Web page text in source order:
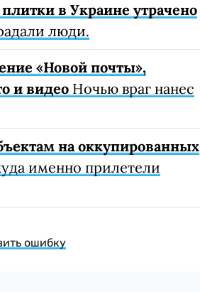
в Украине утрачено
люди.
«Новой почты»,
и видео Ночью враг нанес
на оккупированных
именно прилетели
ошибку